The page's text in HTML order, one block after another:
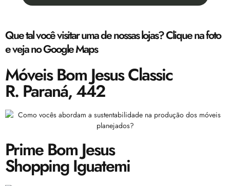
Que tal você visitar uma de nossas lojas? Clique na foto
e veja no Google Maps
Móveis Bom Jesus Classic
R. Paraná, 442
Prime Bom Jesus
Shopping Iguatemi